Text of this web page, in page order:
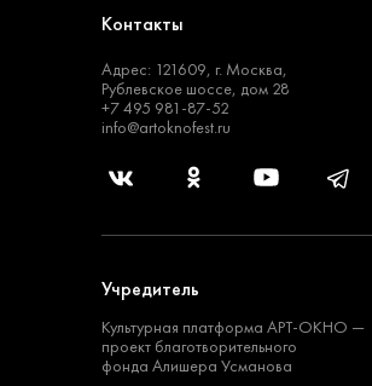
Контакты
Адрес: 121609, г. Москва,
Рублевское шоссе, дом 28
+7 495 981-87-52
info@artoknofest.ru
Учредитель
Культурная платформа АРТ-ОКНО —
проект благотворительного
фонда Алишера Усманова